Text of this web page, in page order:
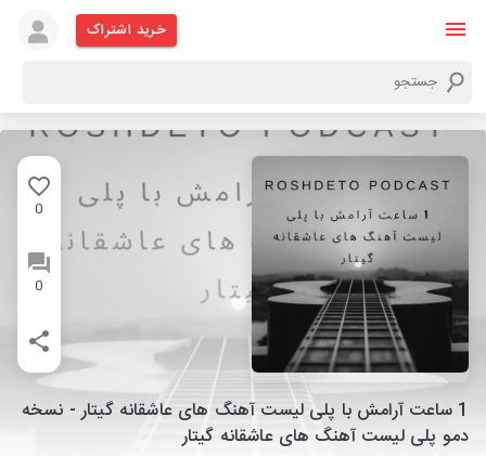
خرید اشتراک
0
0
1 ساعت آرامش با پلی لیست آهنگ های عاشقانه گیتار - نسخه
دمو پلی لیست آهنگ های عاشقانه گیتار